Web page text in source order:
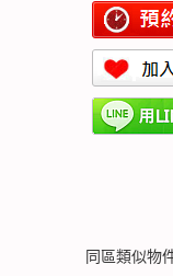
同區類似物